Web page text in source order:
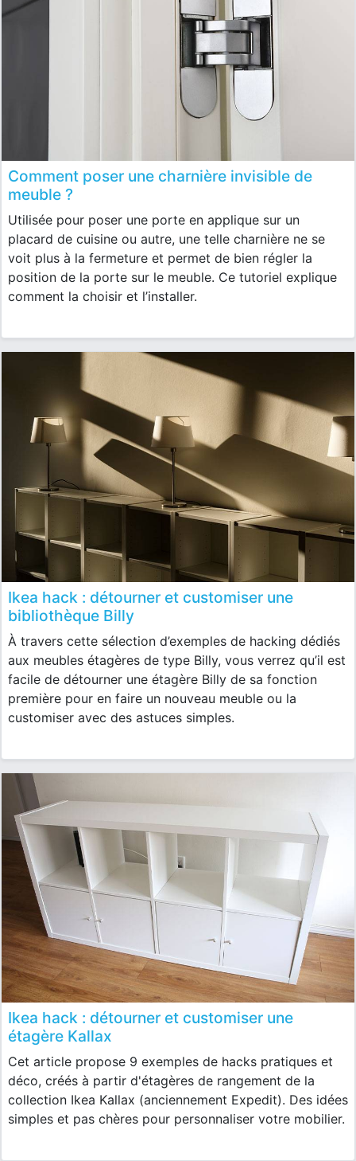
Comment poser une charnière invisible de
meuble ?
Utilisée pour poser une porte en applique sur un
placard de cuisine ou autre, une telle charnière ne se
voit plus à la fermeture et permet de bien régler la
position de la porte sur le meuble. Ce tutoriel explique
comment la choisir et l’installer.
Ikea hack : détourner et customiser une
bibliothèque Billy
À travers cette sélection d’exemples de hacking dédiés
aux meubles étagères de type Billy, vous verrez qu’il est
facile de détourner une étagère Billy de sa fonction
première pour en faire un nouveau meuble ou la
customiser avec des astuces simples.
Ikea hack : détourner et customiser une
étagère Kallax
Cet article propose 9 exemples de hacks pratiques et
déco, créés à partir d'étagères de rangement de la
collection Ikea Kallax (anciennement Expedit). Des idées
simples et pas chères pour personnaliser votre mobilier.